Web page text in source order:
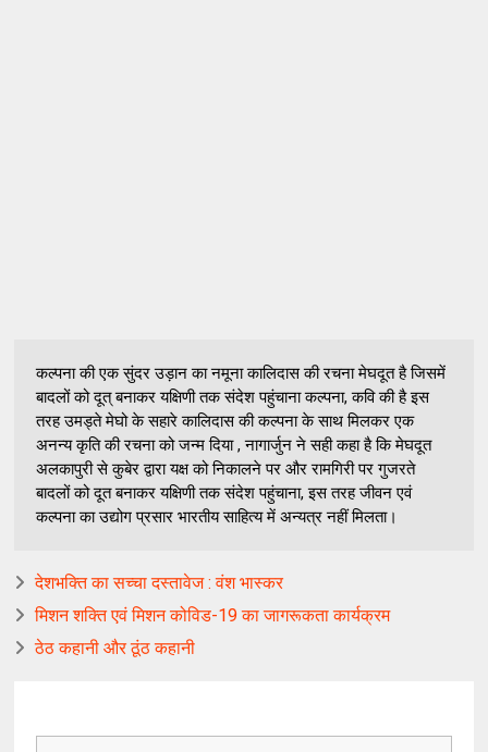
कल्पना की एक सुंदर उड़ान का नमूना कालिदास की रचना मेघदूत है जिसमें
बादलों को दूत् बनाकर यक्षिणी तक संदेश पहुंचाना कल्पना, कवि की है इस
तरह उमड्ते मेघो के सहारे कालिदास की कल्पना के साथ मिलकर एक
अनन्य कृति की रचना को जन्म दिया , नागार्जुन ने सही कहा है कि मेघदूत
अलकापुरी से कुबेर द्वारा यक्ष को निकालने पर और रामगिरी पर गुजरते
बादलों को दूत बनाकर यक्षिणी तक संदेश पहुंचाना, इस तरह जीवन एवं
कल्पना का उद्योग प्रसार भारतीय साहित्य में अन्यत्र नहीं मिलता।
देशभक्ति का सच्चा दस्तावेज : वंश भास्कर
मिशन शक्ति एवं मिशन कोविड-19 का जागरूकता कार्यक्रम
ठेठ कहानी और ठूंठ कहानी